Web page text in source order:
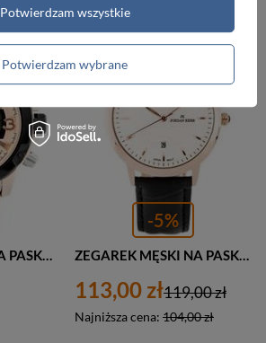
ZEGAREK MĘSKI NA PASKU BRĄZOWY NAVIFORCE - NF9097 (zn043e)
PROMOCJA
-5%
ZEGAREK MĘSKI NA PASKU ROSEGOLD JORDAN KERR - 3978G (zj094c)
113,00 zł
Najniższa cena: 104,00 zł
119,00 zł
Potwierdzam wybrane
Potwierdzam wszystkie